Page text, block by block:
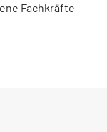
Fachkräfte